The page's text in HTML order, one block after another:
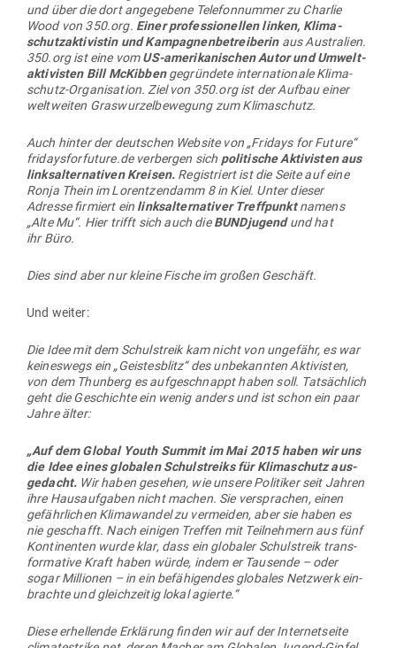
ihre Haus­auf­gaben nicht machen. Sie ver­sprachen, einen
gefähr­lichen Kli­ma­wandel zu ver­meiden, aber sie haben es
nie geschafft. Nach einigen Treffen mit Teil­nehmern aus fünf
Kon­ti­nenten wurde klar, dass ein glo­baler Schul­streik trans­
for­mative Kraft haben würde, indem er Tau­sende – oder
sogar Mil­lionen – in ein befä­hi­gendes glo­bales Netzwerk ein­
brachte und gleich­zeitig lokal agierte.“
Diese erhel­lende Erklärung finden wir auf der Inter­net­seite
climatestrike.net, deren Macher am Glo­balen Jugend-Gipfel
2015 mit­wirkten. Dort also, vor über drei Jahren, wurde die
Idee des „Fridays for Future“ aus­ge­heckt oder sagen wir
lieber: weiterentwickelt.
Die tat­säch­lichen Draht­zieher sind keine Jugend­lichen,
lis­ti­schen Netz­werken. Denn das Global Youth Summit wird
dahinter ver­bergen sich glo­ba­lis­tische Denk­fa­briken wie
Mar­shall Plan Foundation“.
Die Plant-for-the-Planet Foun­dation wird in Deutschland an
füh­render Stelle von Fri­thjof Fink­beiner repräsentiert.
Vize­prä­sident des Club of Rome in Deutschland. Beides
sind berüch­tigte Think Tanks unter dem Ein­fluss US-ame­ri­
ka­ni­scher Machteliten.
Der Vor­sit­zende des German Mar­shall Fund war David
Rocke­feller. Der Club of Rome ver­breitet in Rocke­fellers
Auftrag seit Ende der 1960er Jahre die grüne Ideo­logie,
betreibt sub­stanzlose Angst­mache vor angeb­licher Res­
sour­cen­knappheit und pro­pa­giert einen glo­balen Genozid
an der angeblich zu großen Weltbevölkerung.
Und auch das sollten Sie wissen: